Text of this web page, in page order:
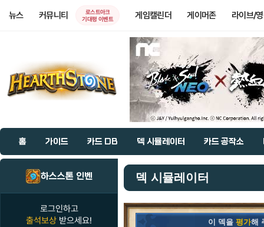
뉴스 커뮤니티
로스트아크
기대평 이벤트
게임캘린더 게이머존 라이브/
홈 가이드 카드 DB 덱 시뮬레이터 카드 공작소
하스스톤 인벤
로그인하고
출석보상 받으세요!
덱 시뮬레이터
이 덱을 평가해